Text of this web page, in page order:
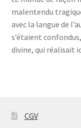
malentendu
avec la langue de
s’étaient
divine, qui réalisait
CGV